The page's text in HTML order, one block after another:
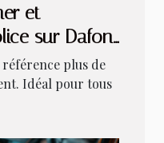
et
sur Dafont
plus de
Idéal pour tous